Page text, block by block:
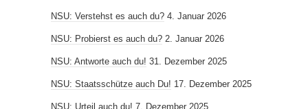
NSU: Verstehst es auch du? 4. Januar 2026
NSU: Probierst es auch du? 2. Januar 2026
NSU: Antworte auch du! 31. Dezember 2025
NSU: Staatsschütze auch Du! 17. Dezember 2025
NSU: Urteil auch du! 7. Dezember 2025